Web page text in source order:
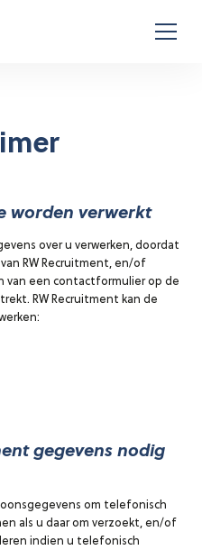
worden verwerkt
over u verwerken, doordat
RW Recruitment, en/of
een contactformulier op de
RW Recruitment kan de
gegevens nodig
om telefonisch
als u daar om verzoekt, en/of
indien u telefonisch